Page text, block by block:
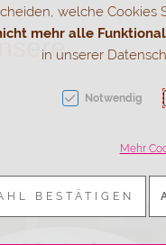
welche Cookies
mehr alle
in unserer
Notwendig
Mehr
BESTÄTIGEN